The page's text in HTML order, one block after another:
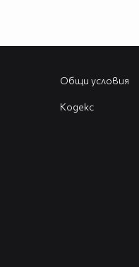
Общи условия
Кодекс